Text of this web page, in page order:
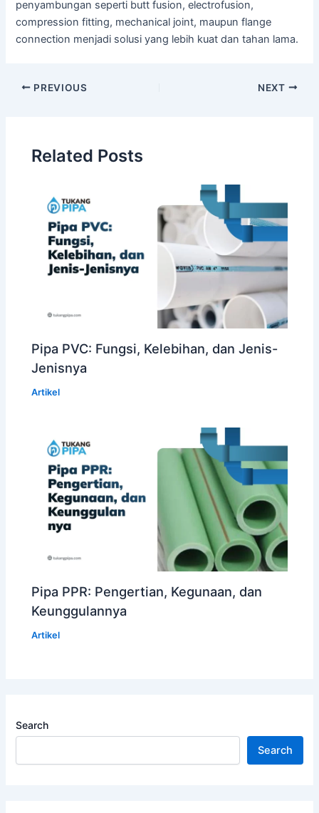
penyambungan seperti butt fusion, electrofusion,
compression fitting, mechanical joint, maupun flange
connection menjadi solusi yang lebih kuat dan tahan lama.
PREVIOUS NEXT
Related Posts
Pipa PVC: Fungsi, Kelebihan, dan Jenis-
Jenisnya
Artikel
Pipa PPR: Pengertian, Kegunaan, dan
Keunggulannya
Artikel
Search
Search